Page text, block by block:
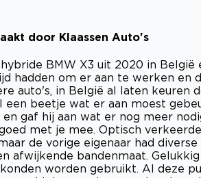
door Klaassen Auto's
BMW X3 uit 2020 in
hadden om er aan te werken en
auto's, in België al laten keuren
beetje wat er aan moest
gaf hij aan wat er nog meer
met je mee. Optisch
de vorige eigenaar had diverse
afwijkende bandenmaat.
worden gebruikt. Al deze